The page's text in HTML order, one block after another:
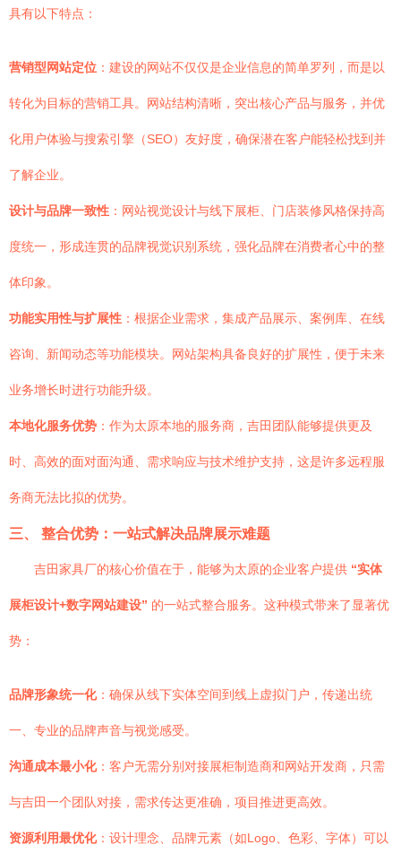
具有以下特点：
营销型网站定位 ：建设的网站不仅仅是企业信息的简单罗列，而是以
转化为目标的营销工具。网站结构清晰，突出核心产品与服务，并优
化用户体验与搜索引擎（SEO）友好度，确保潜在客户能轻松找到并
了解企业。
设计与品牌一致性 ：网站视觉设计与线下展柜、门店装修风格保持高
度统一，形成连贯的品牌视觉识别系统，强化品牌在消费者心中的整
体印象。
功能实用性与扩展性 ：根据企业需求，集成产品展示、案例库、在线
咨询、新闻动态等功能模块。网站架构具备良好的扩展性，便于未来
业务增长时进行功能升级。
本地化服务优势 ：作为太原本地的服务商，吉田团队能够提供更及
时、高效的面对面沟通、需求响应与技术维护支持，这是许多远程服
务商无法比拟的优势。
三、 整合优势：一站式解决品牌展示难题
吉田家具厂的核心价值在于，能够为太原的企业客户提供 “实体
展柜设计+数字网站建设” 的一站式整合服务。这种模式带来了显著优
势：
品牌形象统一化：确保从线下实体空间到线上虚拟门户，传递出统
一、专业的品牌声音与视觉感受。
沟通成本最小化：客户无需分别对接展柜制造商和网站开发商，只需
与吉田一个团队对接，需求传达更准确，项目推进更高效。
资源利用最优化：设计理念、品牌元素（如Logo、色彩、字体）可以